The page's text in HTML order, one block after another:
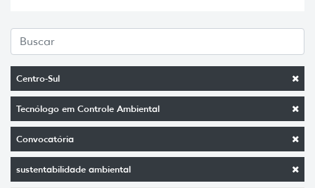
Centro-Sul
Tecnólogo em Controle Ambiental
Convocatória
sustentabilidade ambiental